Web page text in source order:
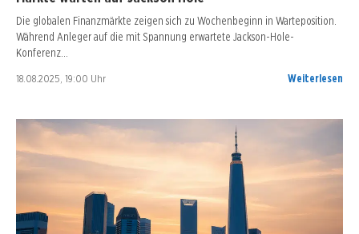
Die globalen Finanzmärkte zeigen sich zu Wochenbeginn in Warteposition.
Während Anleger auf die mit Spannung erwartete Jackson-Hole-
Konferenz…
18.08.2025, 19:00 Uhr Weiterlesen